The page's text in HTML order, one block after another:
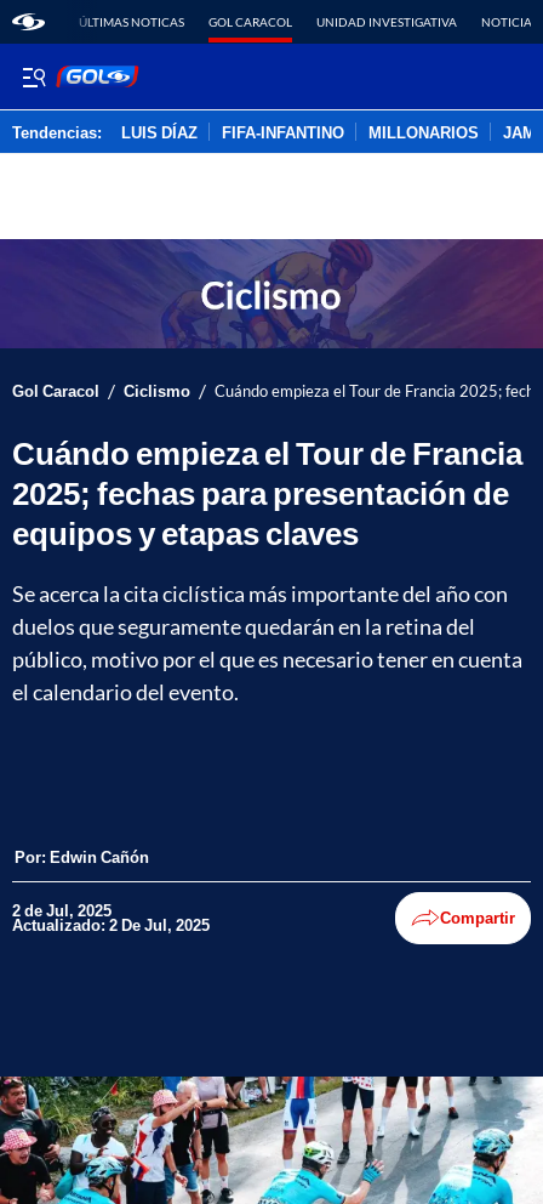
ÚLTIMAS NOTICAS GOL CARACOL UNIDAD INVESTIGATIVA NOTICIAS
Tendencias: LUIS DÍAZ FIFA-INFANTINO MILLONARIOS
Gol Caracol / Ciclismo / Cuándo empieza el Tour de Francia 2025;
Cuándo empieza el Tour de Francia
2025; fechas para presentación de
equipos y etapas claves
Se acerca la cita ciclística más importante del año con
duelos que seguramente quedarán en la retina del
público, motivo por el que es necesario tener en cuenta
el calendario del evento.
Por: Edwin Cañón
2 de Jul, 2025
Actualizado: 2 De Jul, 2025 Compartir